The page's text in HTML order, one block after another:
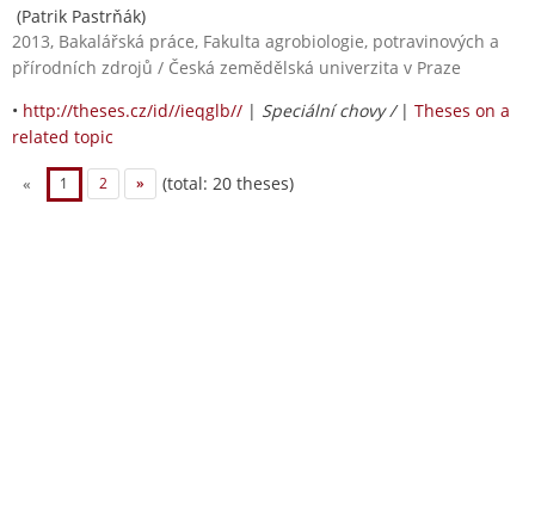
(Patrik Pastrňák)
2013, Bakalářská práce, Fakulta agrobiologie, potravinových a
přírodních zdrojů / Česká zemědělská univerzita v Praze
• http://theses.cz/id//ieqglb// | Speciální chovy / | Theses on a
related topic
« 1 2 » (total: 20 theses)